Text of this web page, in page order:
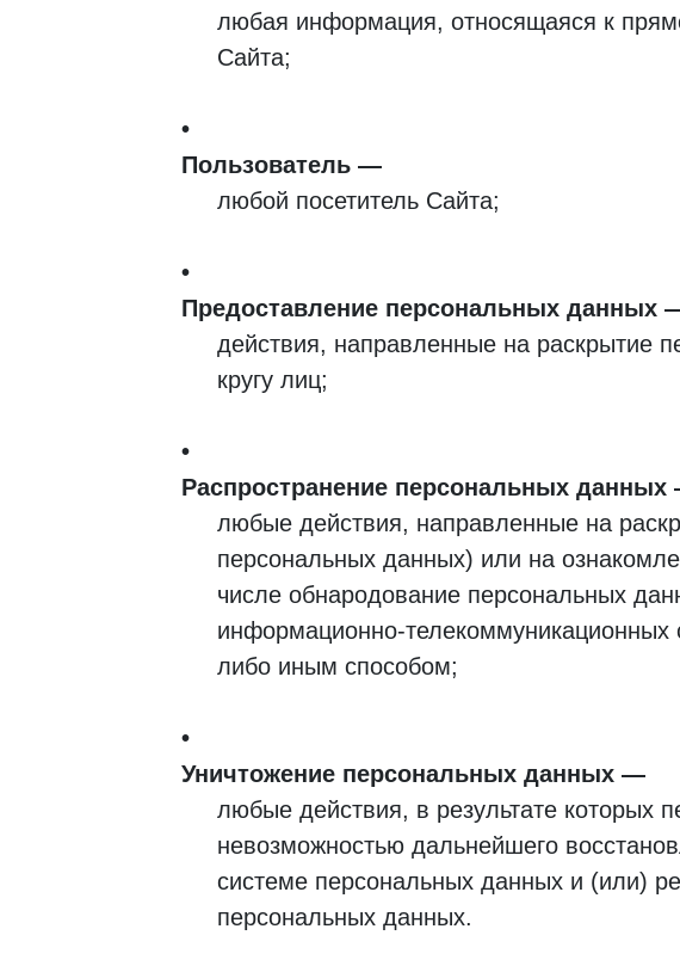
любая информация, относящаяся к
Сайта;
Пользователь
любой посетитель Сайта;
Предоставление персональных данных
действия, направленные на раскрытие
кругу лиц;
Распространение персональных данных
любые действия, направленные на
персональных данных) или на
числе обнародование персональных
информационно-
либо иным способом;
Уничтожение персональных данных
любые действия, в результате которых
невозможностью дальнейшего
системе персональных данных и (или)
персональных данных.